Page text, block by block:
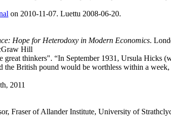
on 2010-11-07. Luettu 2008-06-20.
Hope for Heterodoxy in Modern Economics.
Hill
thinkers". “In September 1931, Ursula Hicks
British pound would be worthless within a
2011
Fraser of Allander Institute, University of